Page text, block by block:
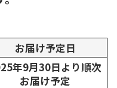
お届け予定日
年9月30日より順次
お届け予定